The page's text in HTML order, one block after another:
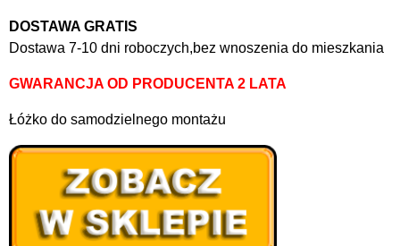
DOSTAWA GRATIS
Dostawa 7-10 dni roboczych,bez wnoszenia do mieszkania
GWARANCJA OD PRODUCENTA 2 LATA
Łóżko do samodzielnego montażu